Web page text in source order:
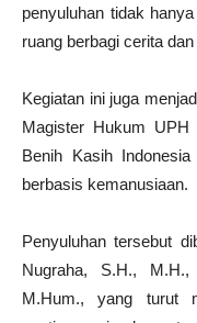
penyuluhan tidak
ruang berbagi cerita
Kegiatan ini juga
Magister Hukum UPH
Benih Kasih
berbasis kemanusiaan.
Penyuluhan tersebut
Nugraha, S.H.,
M.Hum., yang turut